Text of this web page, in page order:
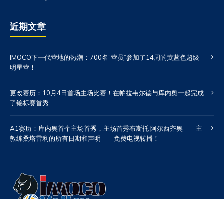
近期文章
IMOCO下一代营地的热潮：700名“营员”参加了14周的黄蓝色超级
明星营！
更改赛历：10月4日首场主场比赛！在帕拉韦尔德与库内奥一起完成
了锦标赛首秀
A1赛历：库内奥首个主场首秀，主场首秀布斯托·阿尔西齐奥——主
教练桑塔雷利的所有日期和声明——免费电视转播！